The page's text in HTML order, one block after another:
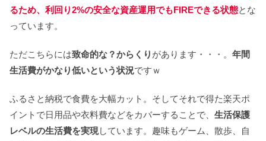
るため、利回り2%の安全な資産運用でもFIREできる状態とな
っています。
ただこちらには致命的な？からくり があります・・・。 年間
生活費がかなり低いという状況ですｗ
ふるさと納税で食費を大幅カット。そしてそれで得た楽天ポ
イントで日用品や衣料費などをカバーすることで、 生活保護
レベルの生活費を実現しています。趣味もゲーム、散歩、自